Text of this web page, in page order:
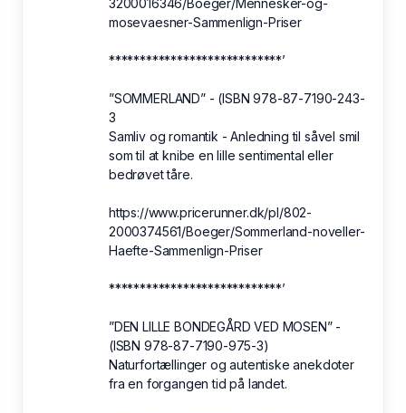
3200016346/Boeger/Mennesker-og-
mosevaesner-Sammenlign-Priser
****************************’
”SOMMERLAND” - (ISBN 978-87-7190-243-
3
Samliv og romantik - Anledning til såvel smil
som til at knibe en lille sentimental eller
bedrøvet tåre.
https://www.pricerunner.dk/pl/802-
2000374561/Boeger/Sommerland-noveller-
Haefte-Sammenlign-Priser
****************************’
”DEN LILLE BONDEGÅRD VED MOSEN” -
(ISBN 978-87-7190-975-3)
Naturfortællinger og autentiske anekdoter
fra en forgangen tid på landet.